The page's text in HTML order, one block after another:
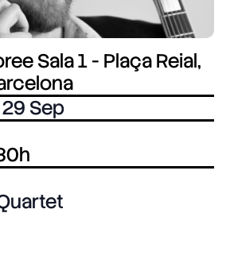
Sala 1 - Plaça Reial,
29 Sep